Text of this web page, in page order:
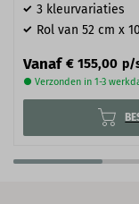
3 kleurvariaties
Rol van 52 cm x
Vanaf € 155,00 p/
● Verzonden in 1-3